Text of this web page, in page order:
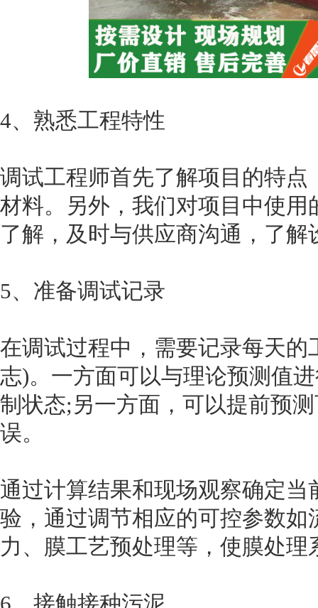
4、熟悉工程特性
调试工程师首先了解项目的特
材料。另外，我们对项目中使
了解，及时与供应商沟通，了解
5、准备调试记录
在调试过程中，需要记录每天
志)。一方面可以与理论预测值
制状态;另一方面，可以提前预
误。
通过计算结果和现场观察确定
验，通过调节相应的可控参数
力、膜工艺预处理等，使膜处